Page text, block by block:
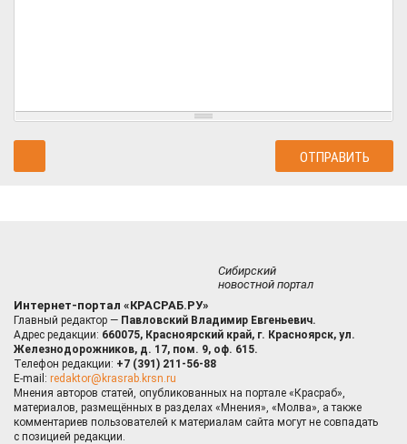
Сибирский
новостной портал
Интернет-портал «КРАСРАБ.РУ»
Главный редактор — Павловский Владимир Евгеньевич.
Адрес редакции: 660075, Красноярский край, г. Красноярск, ул.
Железнодорожников, д. 17, пом. 9, оф. 615.
Телефон редакции: +7 (391) 211-56-88
E-mail: redaktor@krasrab.krsn.ru
Мнения авторов статей, опубликованных на портале «Красраб»,
материалов, размещённых в разделах «Мнения», «Молва», а также
комментариев пользователей к материалам сайта могут не совпадать
с позицией редакции.